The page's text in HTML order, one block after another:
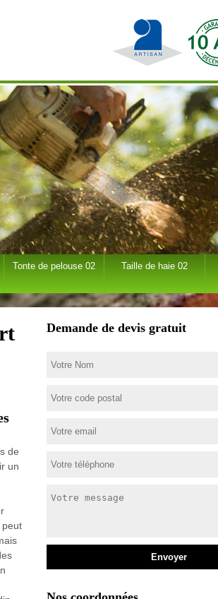
Tonte de pelouse 02 Taille de haie 02
de
un
peut
Demande de devis gratuit